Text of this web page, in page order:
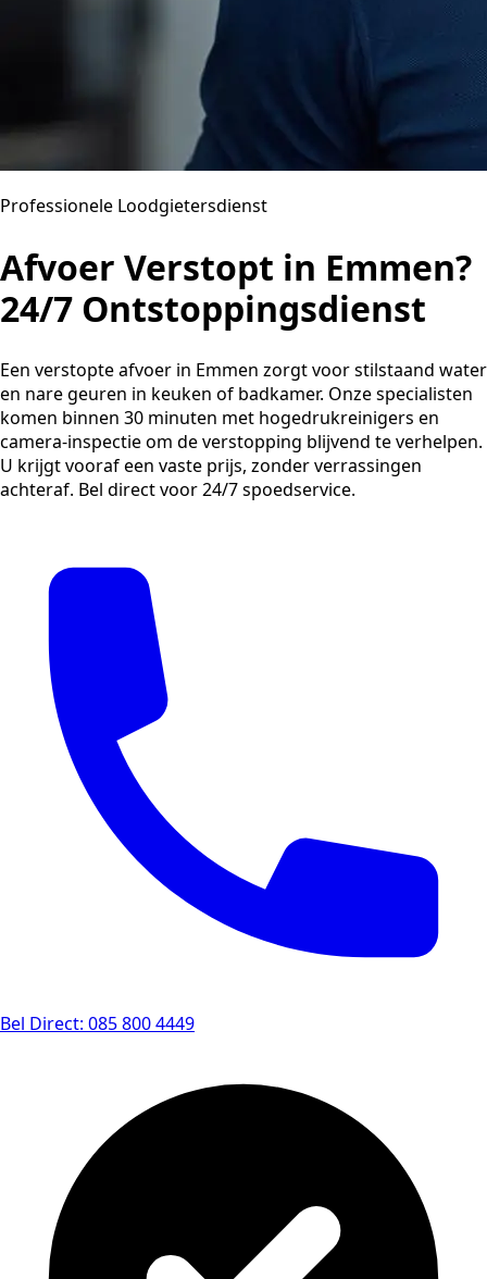
Professionele Loodgietersdienst
Afvoer Verstopt in Emmen?
24/7 Ontstoppingsdienst
Een verstopte afvoer in Emmen zorgt voor stilstaand water
en nare geuren in keuken of badkamer. Onze specialisten
komen binnen 30 minuten met hogedrukreinigers en
camera-inspectie om de verstopping blijvend te verhelpen.
U krijgt vooraf een vaste prijs, zonder verrassingen
achteraf. Bel direct voor 24/7 spoedservice.
Bel Direct: 085 800 4449